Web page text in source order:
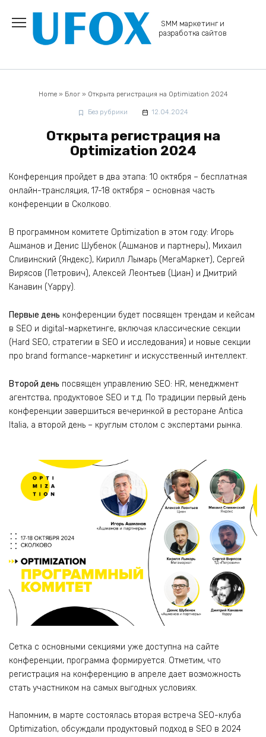
содержанию
SMM маркетинг и
разработка сайтов
Home» Блог» Открыта регистрация на Optimization 2024
Без рубрики 12.04.2024
Открыта регистрация на
Optimization 2024
Конференция пройдет в два этапа: 10 октября – бесплатная
онлайн-трансляция, 17-18 октября – основная часть
конференции в Сколково.
В программном комитете Optimization в этом году: Игорь
Ашманов и Денис Шубенок (Ашманов и партнеры), Михаил
Сливинский (Яндекс), Кирилл Лымарь (МегаМаркет), Сергей
Вирясов (Петрович), Алексей Леонтьев (Циан) и Дмитрий
Канавин (Yappy).
Первые день конференции будет посвящен трендам и кейсам
в SEO и digital-маркетинге, включая классические секции
(Hard SEO, стратегии в SEO и исследования) и новые секции
про brand formance-маркетинг и искусственный интеллект.
Второй день посвящен управлению SEO: HR, менеджмент
агентства, продуктовое SEO и т.д. По традиции первый день
конференции завершиться вечеринкой в ресторане Antica
Italia, а второй день – круглым столом с экспертами рынка.
Сетка с основными секциями уже доступна на сайте
конференции, программа формируется. Отметим, что
регистрация на конференцию в апреле дает возможность
стать участником на самых выгодных условиях.
Напомним, в марте состоялась вторая встреча SEO-клуба
Optimization, обсуждали продуктовый подход в SEO в 2024